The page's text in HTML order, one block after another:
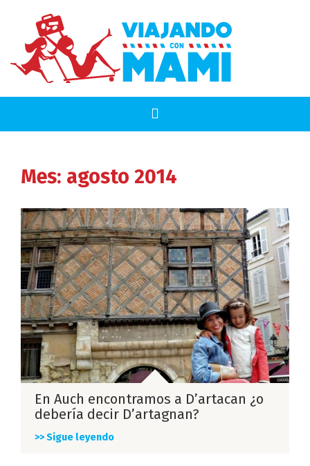
Mes: agosto 2014
En Auch encontramos a D’artacan ¿o
debería decir D’artagnan?
>> Sigue leyendo